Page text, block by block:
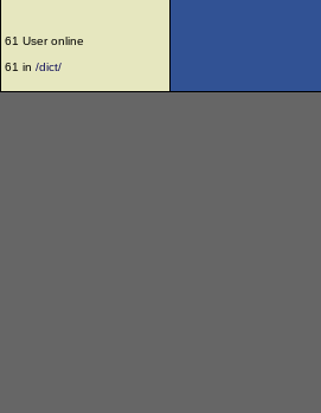
61 User online
61 in /dict/